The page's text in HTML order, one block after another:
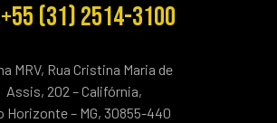
+55 (31) 2514-3100
MRV, Rua Cristina Maria de
Assis, 202 – Califórnia,
Horizonte – MG, 30855-440